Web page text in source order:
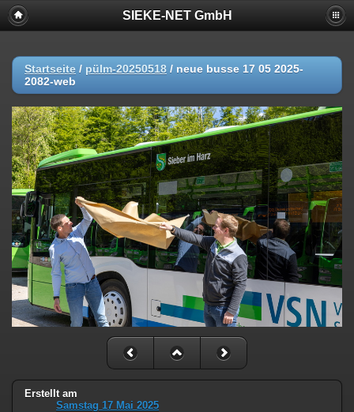
SIEKE-NET GmbH
Startseite / pülm-20250518 / neue busse 17 05 2025-
2082-web
Erstellt am
Samstag 17 Mai 2025